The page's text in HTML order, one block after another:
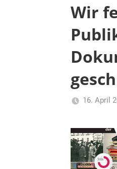
Dokumentationseinrichtungen
Wir
16. April